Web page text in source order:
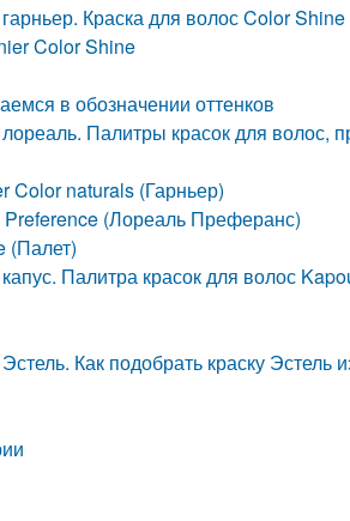
Краска для волос Color
Color Shine
в обозначении оттенков
Палитры красок для волос,
Color naturals (Гарньер)
Preference (Лореаль Преферанс)
(Палет)
Палитра красок для волос
Как подобрать краску Эстель